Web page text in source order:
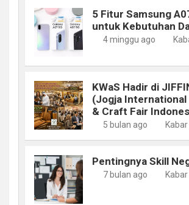
5 Fitur Samsung
untuk Kebutuhan
4 minggu ago
KWaS Hadir di
(Jogja
& Craft Fair
5 bulan ago
Pentingnya Skill
7 bulan ago